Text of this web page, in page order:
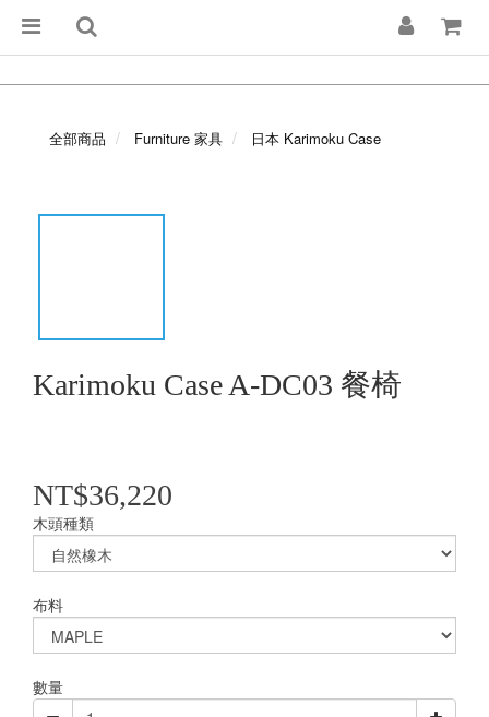
全部商品 Furniture 家具 日本 Karimoku Case
Karimoku Case A-DC03 餐椅
NT$36,220
木頭種類
布料
數量